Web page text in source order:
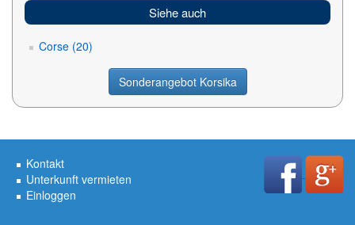
Siehe auch
Corse (20)
Sonderangebot Korsika
Kontakt
Unterkunft vermieten
Einloggen